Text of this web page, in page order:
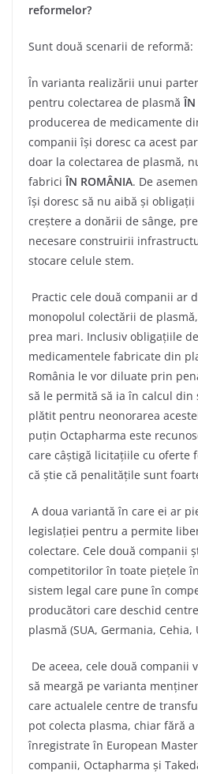
reformelor?
Sunt două scenarii de reformă:
În varianta realizării unui
pentru colectarea de plasmăÎN
producerea de medicamente
companii își doresc ca acest
doar la colectarea de plasmă,
fabriciÎN ROMÂNIA. De
își doresc să nu aibă și
creștere a donării de sânge,
necesare construirii
stocare celule stem.
Practic cele două companii ar
monopolul colectării de
prea mari. Inclusiv obligațiile
medicamentele fabricate din
România le vor diluate prin
să le permită să ia în calcul
plătit pentru neonorarea
puțin Octapharma este
care câștigă licitațiile cu oferte
că știe că penalitățile sunt
A doua variantă în care ei ar
legislației pentru a permite
colectare. Cele două companii
competitorilor în toate piețele
sistem legal care pune în
producători care deschid
plasmă (SUA, Germania, Cehia,
De aceea, cele două companii
să meargă pe varianta
care actualele centre de
pot colecta plasma, chiar fără
înregistrate în European
companii, Octapharma și